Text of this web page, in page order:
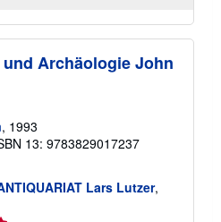
Archäologie John
, 1993
13: 9783829017237
Lars Lutzer,